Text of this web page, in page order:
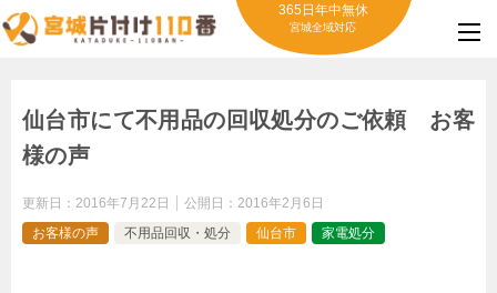
365日年中無休
宮城全域対応
仙台市にて不用品の回収処分のご依頼 お客
様の声
更新日： 2016年7月22日 公開日： 2016年2月6日
お客様の声
不用品回収・処分 仙台市 家電処分